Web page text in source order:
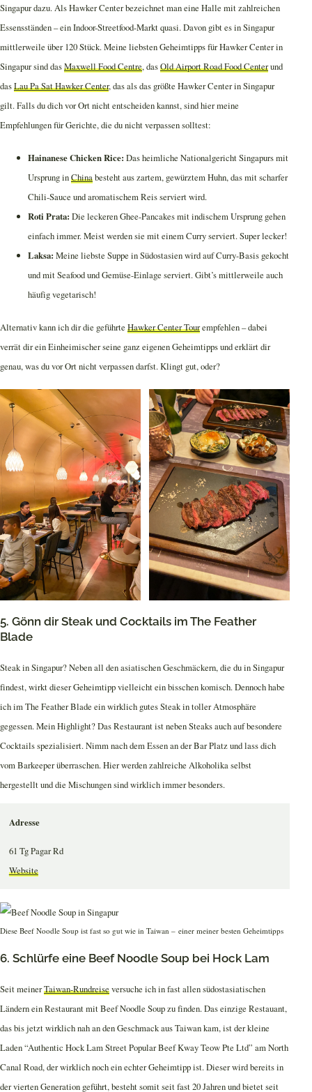
Singapur dazu. Als Hawker Center bezeichnet man eine Halle mit zahlreichen
Essensständen – ein Indoor-Streetfood-Markt quasi. Davon gibt es in Singapur
mittlerweile über 120 Stück. Meine liebsten Geheimtipps für Hawker Center in
Singapur sind dasMaxwell Food Centre, dasOld Airport Road Food Centerund
dasLau Pa Sat Hawker Center, das als das größte Hawker Center in Singapur
gilt. Falls du dich vor Ort nicht entscheiden kannst, sind hier meine
Empfehlungen für Gerichte, die du nicht verpassen solltest:
Hainanese Chicken Rice: Das heimliche Nationalgericht Singapurs mit
Ursprung inChinabesteht aus zartem, gewürztem Huhn, das mit scharfer
Chili-Sauce und aromatischem Reis serviert wird.
Roti Prata: Die leckeren Ghee-Pancakes mit indischem Ursprung gehen
einfach immer. Meist werden sie mit einem Curry serviert. Super lecker!
Laksa: Meine liebste Suppe in Südostasien wird auf Curry-Basis gekocht
und mit Seafood und Gemüse-Einlage serviert. Gibt’s mittlerweile auch
häufig vegetarisch!
Alternativ kann ich dir die geführte Hawker Center Tourempfehlen – dabei
verrät dir ein Einheimischer seine ganz eigenen Geheimtipps und erklärt dir
genau, was du vor Ort nicht verpassen darfst. Klingt gut, oder?
5. Gönn dir Steak und Cocktails im The Feather
Blade
Steak in Singapur? Neben all den asiatischen Geschmäckern, die du in Singapur
findest, wirkt dieser Geheimtipp vielleicht ein bisschen komisch. Dennoch habe
ich im The Feather Blade ein wirklich gutes Steak in toller Atmosphäre
gegessen. Mein Highlight? Das Restaurant ist neben Steaks auch auf besondere
Cocktails spezialisiert. Nimm nach dem Essen an der Bar Platz und lass dich
vom Barkeeper überraschen. Hier werden zahlreiche Alkoholika selbst
hergestellt und die Mischungen sind wirklich immer besonders.
Adresse
61 Tg Pagar Rd
Website
Diese Beef Noodle Soup ist fast so gut wie in Taiwan – einer meiner besten Geheimtipps
6. Schlürfe eine Beef Noodle Soup bei Hock Lam
Seit meinerTaiwan-Rundreiseversuche ich in fast allen südostasiatischen
Ländern ein Restaurant mit Beef Noodle Soup zu finden. Das einzige Restauant,
das bis jetzt wirklich nah an den Geschmack aus Taiwan kam, ist der kleine
Laden “Authentic Hock Lam Street Popular Beef Kway Teow Pte Ltd” am North
Canal Road, der wirklich noch ein echter Geheimtipp ist. Dieser wird bereits in
der vierten Generation geführt, besteht somit seit fast 20 Jahren und bietet seit